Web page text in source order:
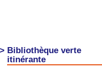
> Bibliothèque verte
itinérante